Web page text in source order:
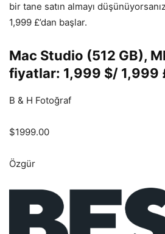
bir tane satın almayı
1,999 £’dan başlar.
Mac Studio (512 GB),
fiyatlar: 1,999 $/ 1,999
B & H Fotoğraf
$1999.00
Özgür